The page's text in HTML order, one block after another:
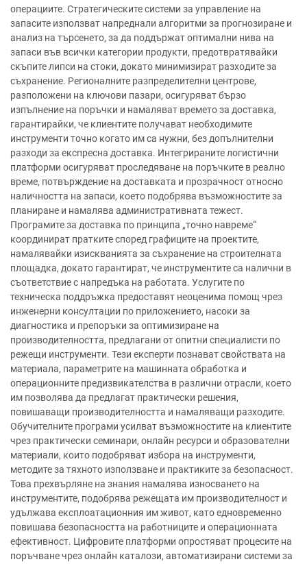
операциите. Стратегическите системи за управление на
запасите използват напреднали алгоритми за прогнозиране и
анализ на търсенето, за да поддържат оптимални нива на
запаси във всички категории продукти, предотвратявайки
скъпите липси на стоки, докато минимизират разходите за
съхранение. Регионалните разпределителни центрове,
разположени на ключови пазари, осигуряват бързо
изпълнение на поръчки и намаляват времето за доставка,
гарантирайки, че клиентите получават необходимите
инструменти точно когато им са нужни, без допълнителни
разходи за експресна доставка. Интегрираните логистични
платформи осигуряват проследяване на поръчките в реално
време, потвърждение на доставката и прозрачност относно
наличността на запаси, което подобрява възможностите за
планиране и намалява административната тежест.
Програмите за доставка по принципа „точно навреме“
координират пратките според графиците на проектите,
намалявайки изискванията за съхранение на строителната
площадка, докато гарантират, че инструментите са налични в
съответствие с напредъка на работата. Услугите по
техническа поддръжка предоставят неоценима помощ чрез
инженерни консултации по приложението, насоки за
диагностика и препоръки за оптимизиране на
производителността, предлагани от опитни специалисти по
режещи инструменти. Тези експерти познават свойствата на
материала, параметрите на машинната обработка и
операционните предизвикателства в различни отрасли, което
им позволява да предлагат практически решения,
повишаващи производителността и намаляващи разходите.
Обучителните програми усилват възможностите на клиентите
чрез практически семинари, онлайн ресурси и образователни
материали, които подобряват избора на инструменти,
методите за тяхното използване и практиките за безопасност.
Това прехвърляне на знания намалява износването на
инструментите, подобрява режещата им производителност и
удължава експлоатационния им живот, като едновременно
повишава безопасността на работниците и операционната
ефективност. Цифровите платформи опростяват процесите на
поръчване чрез онлайн каталози, автоматизирани системи за